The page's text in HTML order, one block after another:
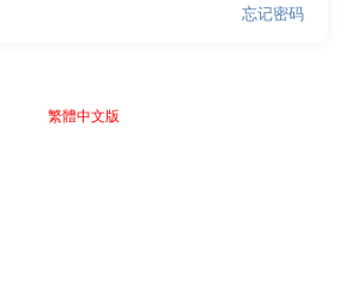
忘记密码
繁體中文版